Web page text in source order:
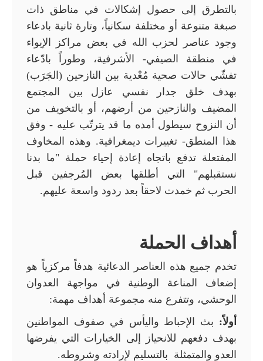
بالتطرق إلى حصول إشكالات في مناطق ذات
صبغة متنوعة أو مختلفة سكانياً، وتارة ثانية بادعاء
وجود عناصر لحزب الله في بعض مراكز الإيواء
في منطقة الصيفي- الأشرفية، وطوراً بادّعاء
تفشّي حالات صحية مُعْدية بين النازحين (الجَرَب)
بهدف خلق جدار نفسي عازل بين المجتمع
المضيف والنازحين من أرضهم، أو بالتخويف من
أن النزوح سيطول أمده ما قد يترتّب عليه - وفق
هذا المنطق- تغييرات ديمغرافية. وهذه المخاوف
المفتعلة تدفع باتجاه إعادة إحياء حملة "ما بدنا
نستقبلهم" التي أطلقها بعض المُرجفين قبل
الحرب ثم خمدت لاحقاً بعد ردود واسعة عليهم.
أهداف الحملة
تخدم جميع هذه العناصر الدعائية هدفاً مركزياً هو
إضعاف المناعة الوطنية في مواجهة العدوان
الوحشي، وتتفرع منه مجموعة أهداف مهمة:
أولاً: بث الإحباط واليأس في صفوف المواطنين
بهدف دفعهم للانحياز إلى الخيارات التي يفرضها
العدو والمتمثلة بالتسليم لإرادته وشروطه.